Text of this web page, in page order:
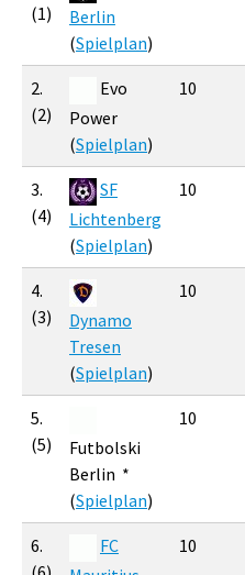
(1)
Berlin
(Spielplan)
2.
(2)
Evo
Power
(Spielplan)
10
3.
(4)
SF
Lichtenberg
(Spielplan)
10
4.
(3)
Dynamo
Tresen
(Spielplan)
10
5.
(5)
Futbolski
Berlin *
(Spielplan)
10
6.
FC
10